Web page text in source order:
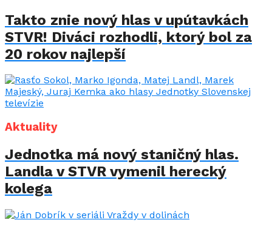
Takto znie nový hlas v upútavkách
STVR! Diváci rozhodli, ktorý bol za
20 rokov najlepší
Aktuality
Jednotka má nový staničný hlas.
Landla v STVR vymenil herecký
kolega